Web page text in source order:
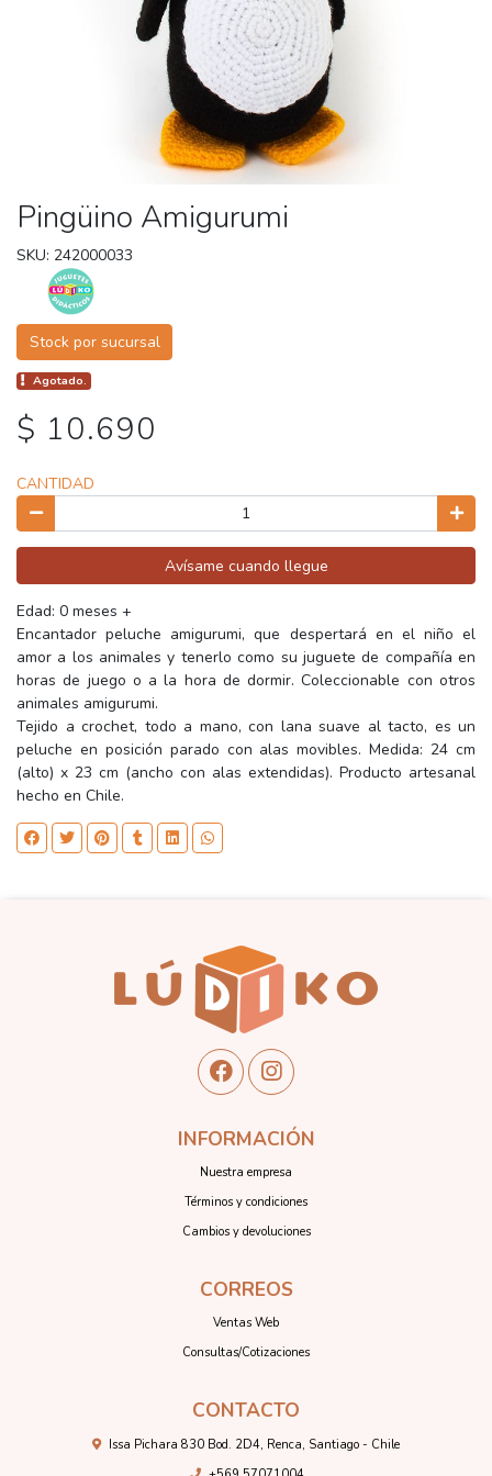
Pingüino Amigurumi
SKU: 242000033
Stock por sucursal
Agotado.
$ 10.690
CANTIDAD
Avísame cuando llegue
Edad: 0 meses +
Encantador peluche amigurumi, que despertará en el niño el
amor a los animales y tenerlo como su juguete de compañía en
horas de juego o a la hora de dormir. Coleccionable con otros
animales amigurumi.
Tejido a crochet, todo a mano, con lana suave al tacto, es un
peluche en posición parado con alas movibles. Medida: 24 cm
(alto) x 23 cm (ancho con alas extendidas). Producto artesanal
hecho en Chile.
INFORMACIÓN
Nuestra empresa
Términos y condiciones
Cambios y devoluciones
CORREOS
Ventas Web
Consultas/Cotizaciones
CONTACTO
Issa Pichara 830 Bod. 2D4, Renca, Santiago - Chile